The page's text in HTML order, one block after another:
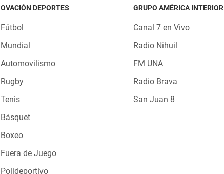
OVACIÓN DEPORTES
Fútbol
Mundial
Automovilismo
Rugby
Tenis
Básquet
Boxeo
Fuera de Juego
Polideportivo
GRUPO AMÉRICA INTERIOR
Canal 7 en Vivo
Radio Nihuil
FM UNA
Radio Brava
San Juan 8